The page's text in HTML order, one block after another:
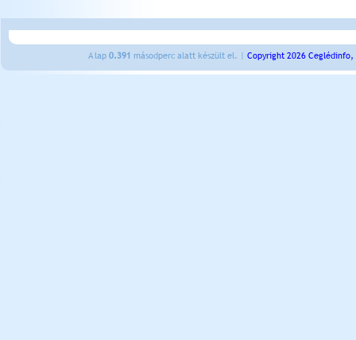
A lap 0.391 másodperc alatt készült el. | Copyright 2026